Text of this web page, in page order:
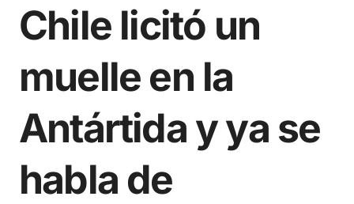
Chile licitó un
muelle en la
Antártida y ya se
habla de